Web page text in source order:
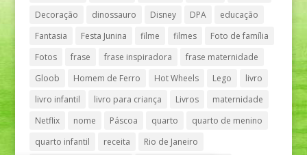
Decoração
dinossauro Disney DPA
educação
Fantasia
Festa Junina filme filmes
Foto de família
Fotos
frase frase inspiradora
frase maternidade
Gloob
Homem de Ferro Hot Wheels Lego
livro
livro infantil
livro para criança Livros
maternidade
Netflix
nome Páscoa quarto
quarto de menino
quarto infantil
receita Rio de Janeiro